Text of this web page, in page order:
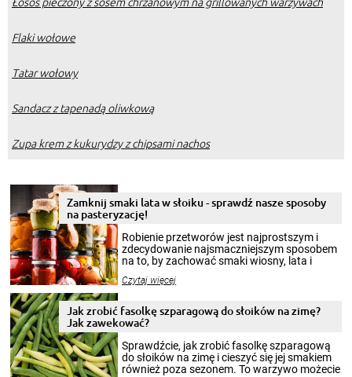
Flaki wołowe
Tatar wołowy
Sandacz z tapenadą oliwkową
Zupa krem z kukurydzy z chipsami nachos
Zamknij smaki lata w słoiku - sprawdź nasze sposoby
na pasteryzację!
Robienie przetworów jest najprostszym i
zdecydowanie najsmaczniejszym sposobem
na to, by zachować smaki wiosny, lata i
krajobrazów, by cieszyć nimi oko w sezonie
pełni poczuć atmosferę cieplejszych
miesięcy. Przygotowanie słoików ze
patenty, które pozwolą zachować świeżość
przetworów.
Czytaj więcej
Jak zrobić fasolkę szparagową do słoików na zimę?
Jak zawekować?
Sprawdźcie, jak zrobić fasolkę szparagową
do słoików na zimę i cieszyć się jej smakiem
również poza sezonem. To warzywo możecie